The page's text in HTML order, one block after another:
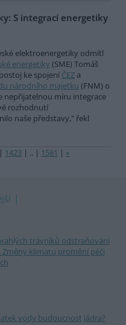
S integrací energetiky
elektroenergetiky odmítl
energetiky (SME) Tomáš
ke spojení ČEZ a
národního majetku (FNM) o
nepřijatelnou míru integrace
rozhodnutí
naše představy," řekl
| 1423 | .. | 1581 | »
trávníků odstraňování
Změny klimatu promění péči
vody budoucnost jádra?